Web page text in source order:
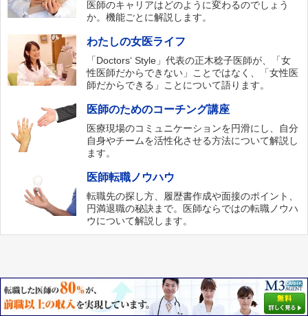
医師のキャリアはどのように変わるのでしょう
か。機能ごとに解説します。
わたしの女医ライフ
「Doctors‘ Style」代表の正木稔子医師が、「女
性医師だからできない」ことではなく、「女性医
師だからできる」ことについて語ります。
医師のためのコーチング講座
医療現場のコミュニケーションを円滑にし、自分
自身やチームを活性化させる方法について解説し
ます。
医師転職ノウハウ
転職先の探し方、履歴書作成や面接のポイント、
円満退職の秘訣まで。医師ならではの転職ノウハ
ウについて解説します。